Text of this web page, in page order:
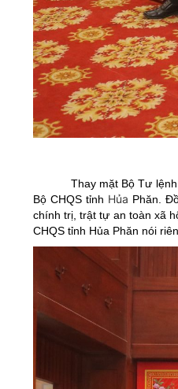
Thay mặt Bộ Tư
Bộ CHQS tỉnh Hủa Phăn.
chính trị, trật tự an toàn xã
CHQS tỉnh Hủa Phăn nói